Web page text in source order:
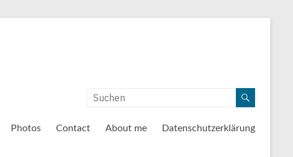
Photos Contact About me Datenschutzerklärung